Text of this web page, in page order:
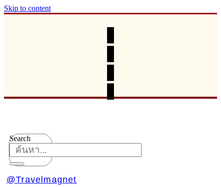
Skip to content
Search
@Travelmagnet